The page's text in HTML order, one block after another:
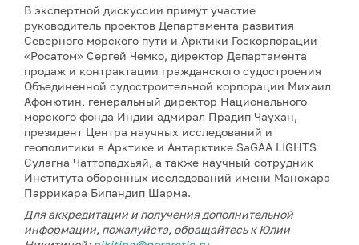
В экспертной дискуссии примут участие
руководитель проектов Департамента развития
Северного морского пути и Арктики Госкорпорации
«Росатом» Сергей Чемко, директор Департамента
продаж и контрактации гражданского судостроения
Объединенной судостроительной корпорации Михаил
Афонютин, генеральный директор Национального
морского фонда Индии адмирал Прадип Чаухан,
президент Центра научных исследований и
геополитики в Арктике и Антарктике SaGAA LIGHTS
Сулагна Чаттопадхьяй, а также научный сотрудник
Института оборонных исследований имени Манохара
Паррикара Бипандип Шарма.
Для аккредитации и получения дополнительной
информации, пожалуйста, обращайтесь к Юлии